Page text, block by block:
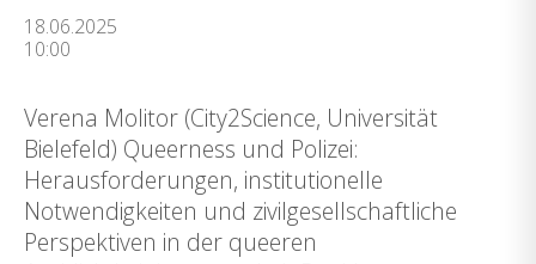
18.06.2025
10:00
Verena Molitor (City2Science, Universität
Bielefeld) Queerness und Polizei:
Herausforderungen, institutionelle
Notwendigkeiten und zivilgesellschaftliche
Perspektiven in der queeren